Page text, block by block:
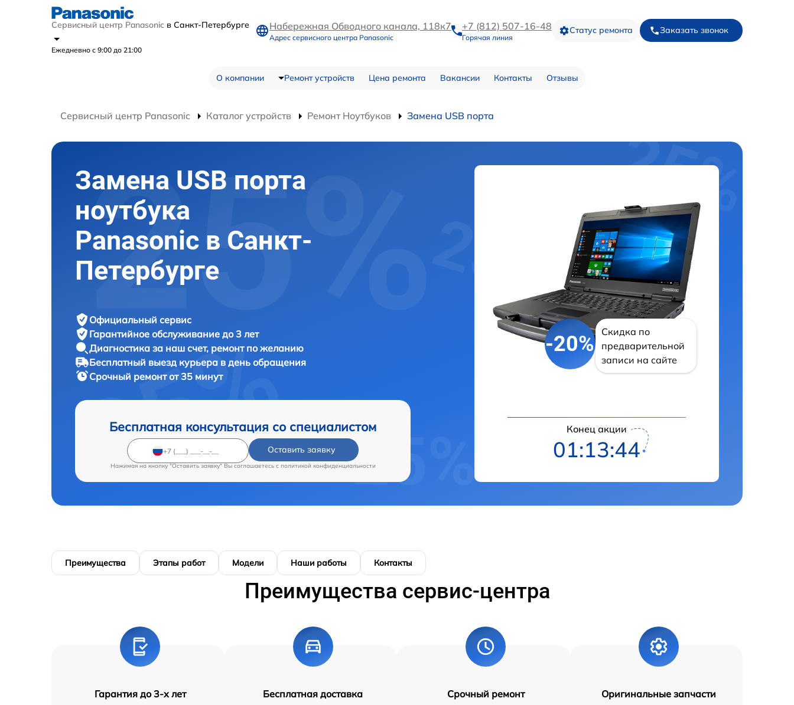
Сервисный центр Panasonic в Санкт-Петербурге
Ежедневно с 9:00 до 21:00
Набережная Обводного канала, 118к7
Адрес сервисного центра Panasonic
+7 (812) 507-16-48
Горячая линия
Статус ремонта Заказать звонок
О компании Ремонт устройств Цена ремонта Вакансии Контакты Отзывы
Сервисный центр Panasonic Каталог устройств Ремонт Ноутбуков Замена USB порта
Замена USB порта
ноутбука
Panasonic в Санкт-
Петербурге
Официальный сервис
Гарантийное обслуживание до 3 лет
Диагностика за наш счет, ремонт по желанию
Бесплатный выезд курьера в день обращения
Срочный ремонтот 35 минут
Бесплатная консультация со специалистом
Оставить заявку
Нажимая на кнопку "Оставить заявку" Вы соглашаетесь c политикой конфиденциальности
-20%
Скидка по
предварительной
записи на сайте
Конец акции
01:13:42
Преимущества Этапы работ Модели Наши работы Контакты
Преимущества сервис-центра
Гарантия до 3-х лет Бесплатная доставка Срочный ремонт Оригинальные запчасти